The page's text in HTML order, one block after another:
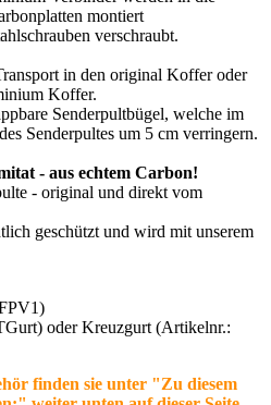
montiert
verschraubt.
in den original Koffer oder
Koffer.
Senderpultbügel, welche im
Senderpultes um 5 cm verringern.
- aus echtem Carbon!
- original und direkt vom
geschützt und wird mit unserem
oder Kreuzgurt (Artikelnr.:
finden sie unter "Zu diesem